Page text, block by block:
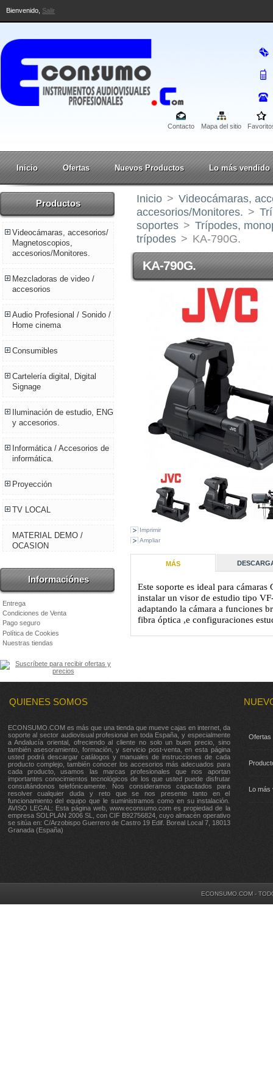
Bienvenido, Salir
Contacto Mapa del sitio
Inicio Ofertas Nuevos Productos Lo más vendido
Productos
Videocámaras, accesorios/
Magnetoscopios,
accesorios/Monitores.
Mezcladoras de video /
accesorios
Audio Profesional / Sonido /
Home cinema
Consumibles
Cartelería digital, Digital
Signage
Iluminación de estudio, ENG
y accesorios.
Informática / Accesorios de
informática.
Proyección
TV LOCAL
MATERIAL DEMO /
OCASION
Informaciónes
Entrega
Condiciones de Venta
Pago seguro
Política de Cookies
Nuestras tiendas
Inicio > Videocámaras,
accesorios/Monitores. >
soportes > Trípodes,
trípodes > KA-790G.
KA-790G.
Imprimir
Ampliar
MÁS
Este soporte es ideal para
instalar un visor de estudio tipo
adaptando la cámara a funciones
fibra óptica ,e configuraciones
QUIENES SOMOS
ECONSUMO.COM es más que una tienda que mueve cajas en internet, da
soporte al sector audiovisual profesional en toda España, y especialmente
a Andalucía oriental, ofreciendo al cliente no solo un buen precio, sino
también asesoramiento, formación, y servicio post-venta, en esta página
usted podrá descargar catálogos y manuales de instrucciones de cada
producto complejo, también conocer los accesorios más adecuados para
cada producto, usamos las marcas profesionales que nos aportan
importantes conocimientos tecnológicos de los que usted puede disfrutar
consultándonos telefónicamente. Nos consideramos capacitados para
resolver cualquier duda y reto que se nos presente tanto en el
funcionamiento del equipo que le suministramos como en su instalación.
AVISO LEGAL: Esta página web, www.econsumo.com es propiedad de la
empresa SOLPLAN 2006 SL, con CIF B92756824, cuyo almacén operativo
se sitúa en: C/Arzobispo Guerrero de Castro 19 Edif. Boreal Local 7, 18013
Granada (España)
Ofertas
Lo
ECONSUMO.COM -